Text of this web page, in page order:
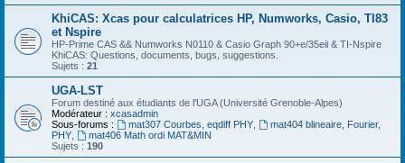
KhiCAS: Xcas pour calculatrices HP, Numworks, Casio, TI83
et Nspire
HP-Prime CAS && Numworks N0110 & Casio Graph 90+e/35eii & TI-Nspire
KhiCAS: Questions, documents, bugs, suggestions.
Sujets : 21
UGA-LST
Forum destiné aux étudiants de l'UGA (Université Grenoble-Alpes)
Modérateur : xcasadmin
Sous-forums :
mat307 Courbes, eqdiff PHY,
mat404 blineaire, Fourier,
PHY
mat406 Math ordi MAT&MIN
Sujets : 190